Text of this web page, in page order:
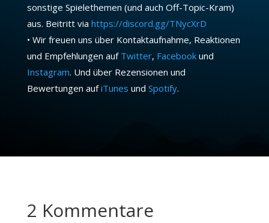
sonstige Spielethemen (und auch Off-Topic-Kram)
aus. Beitritt via https://discord.gg/TNycXrD
• Wir freuen uns über Kontaktaufnahme, Reaktionen
und Empfehlungen auf Twitter, Facebookund
Instagram. Und über Rezensionen und
Bewertungen aufiTunes und Spotify.
2 Kommentare